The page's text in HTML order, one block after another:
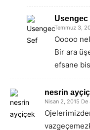
Usengec
Temmuz 3,
Ooooo
Bir ara
efsane
nesrin
Nisan 2, 2015 De